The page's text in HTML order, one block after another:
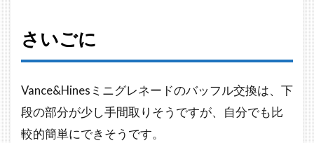
さいごに
Vance&Hinesミニグレネードのバッフル交換は、下
段の部分が少し手間取りそうですが、自分でも比
較的簡単にできそうです。